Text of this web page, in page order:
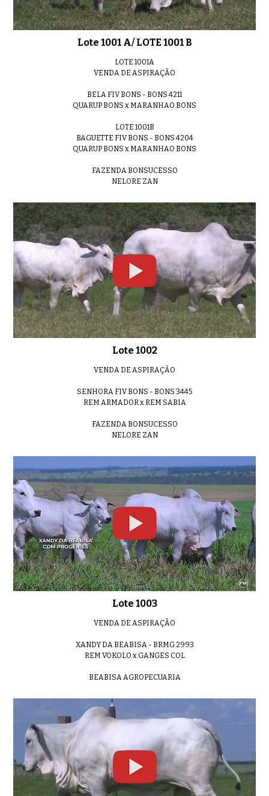
0:34 Lote 06
0:36 Lote 11
01:00 Lote 12
0:49 Lote 13
Lote 14
0:47 Lote 15
0:35 Lote 16
0:52 Lote 17
01:42
0:45 Lote 19
Lote 1001 A/ LOTE 1001 B
LOTE 1001A
VENDA DE ASPIRAÇÃO
BELA FIV BONS - BONS 4211
QUARUP BONS x MARANHAO BONS
LOTE 1001B
BAGUETTE FIV BONS - BONS 4204
QUARUP BONS x MARANHAO BONS
FAZENDA BONSUCESSO
NELORE ZAN
Lote 1002
VENDA DE ASPIRAÇÃO
SENHORA FIV BONS - BONS 3445
REM ARMADOR x REM SABIA
FAZENDA BONSUCESSO
NELORE ZAN
Lote 1003
VENDA DE ASPIRAÇÃO
XANDY DA BEABISA - BRMG 2993
REM VOKOLO x GANGES COL
BEABISA AGROPECUARIA